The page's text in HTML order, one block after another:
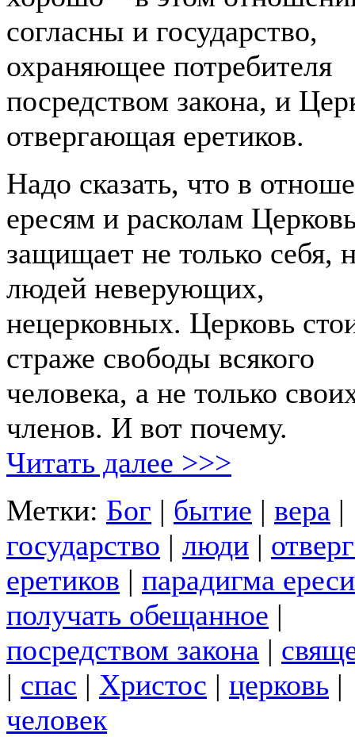
согласны и государство,
охраняющее потребителя
посредством закона, и
отвергающая еретиков.
Надо сказать, что в
ересям и расколам
защищает не только себя,
людей неверующих,
нецерковных. Церковь
страже свободы всякого
человека, а не только
членов. И вот почему.
Читать далее >>>
Метки: Бог | бытие | вера |
государство | люди |
еретиков | парадигма ереси
получать обещанное |
посредством закона |
| спас | Христос | церковь |
человек